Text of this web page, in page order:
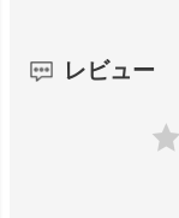
レビュー